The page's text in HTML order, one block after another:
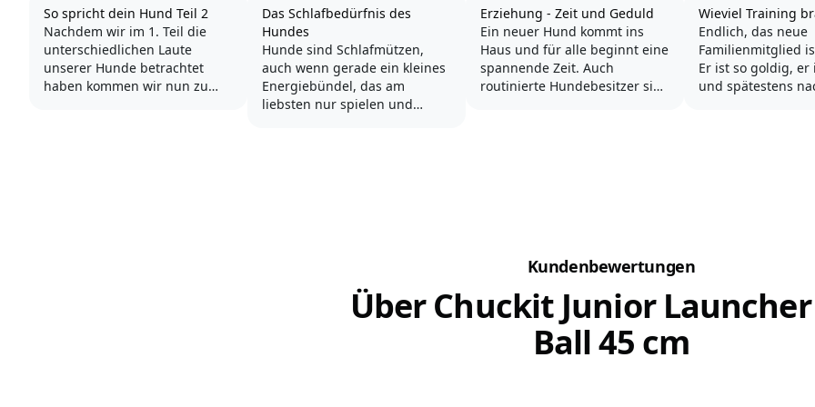
So spricht dein Hund Teil 2
Nachdem wir im 1. Teil die
unterschiedlichen Laute
unserer Hunde betrachtet
haben kommen wir nun zu
Das Schlafbedürfnis des
Hundes
Hunde sind Schlafmützen,
auch wenn gerade ein kleines
Energiebündel, das am
liebsten nur spielen und
Erziehung - Zeit und Geduld
Ein neuer Hund kommt ins
Haus und für alle beginnt eine
spannende Zeit. Auch
routinierte Hundebesitzer sind
Wieviel Training
Endlich, das neue
Familienmitglied
Er ist so goldig, er
und spätestens
Kundenbewertungen
Über Chuckit Junior
Ball 45 cm